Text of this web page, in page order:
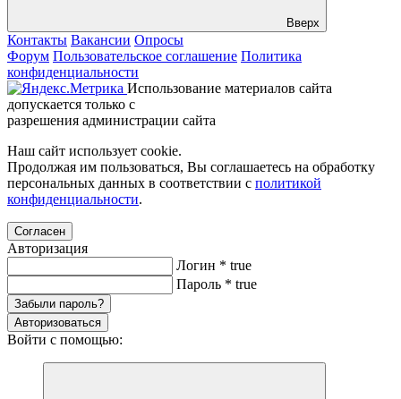
Вверх
Контакты Вакансии Опросы
Форум Пользовательское соглашение Политика
конфиденциальности
Использование материалов сайта
допускается только с
разрешения администрации сайта
Наш сайт использует cookie.
Продолжая им пользоваться, Вы соглашаетесь на обработку
персональных данных в соответствии с политикой
конфиденциальности.
Согласен
Авторизация
Логин * true
Пароль * true
Забыли пароль?
Авторизоваться
Войти с помощью: